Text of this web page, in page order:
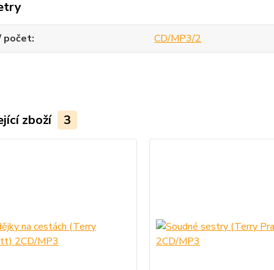
počet CD/MP3/2
zboží 3